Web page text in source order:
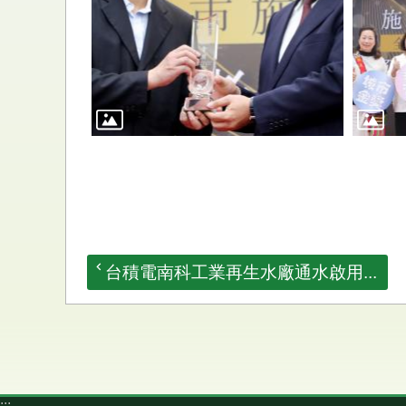
台積電南科工業再生水廠通水啟用...